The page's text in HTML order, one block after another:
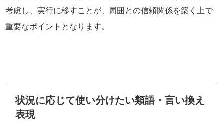
考慮し、実行に移すことが、周囲との信頼関係を築く上で
重要なポイントとなります。
状況に応じて使い分けたい類語・言い換え
表現